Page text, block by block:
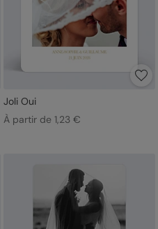
Joli Oui
À partir de 1,23 €